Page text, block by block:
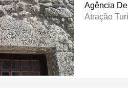
Agência
Atração